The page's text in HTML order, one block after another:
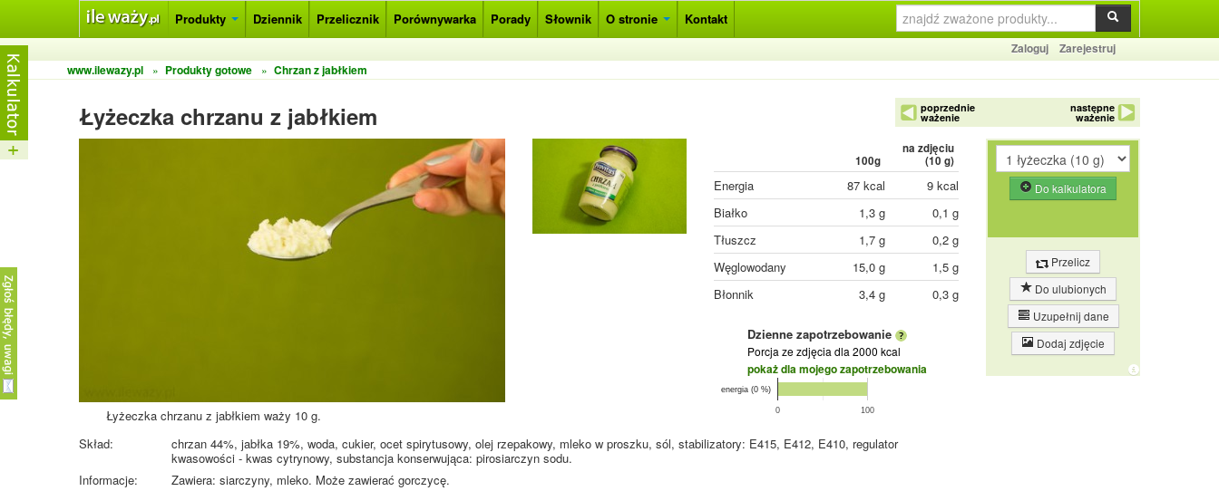
Produkty Dziennik Przelicznik Porównywarka Porady Słownik O stronie Kontakt
Zaloguj
Zarejestruj
www.ilewazy.pl
» Produkty gotowe » Chrzan z jabłkiem
Łyżeczka chrzanu z jabłkiem poprzednie
ważenie
następne
ważenie
Łyżeczka chrzanu z jabłkiem waży 10 g.
100g
na zdjęciu
(10 g)
Energia 87 kcal
9 kcal
Białko
1,3 g
0,1 g
Tłuszcz
1,7 g
0,2 g
Węglowodany
15,0 g
1,5 g
Błonnik
3,4 g 0,3 g
Dzienne zapotrzebowanie
Porcja ze zdjęcia dla 2000 kcal
pokaż dla mojego zapotrzebowania
0 100
energia (0 %)
Do kalkulatora
Przelicz
Do ulubionych
Uzupełnij dane
Dodaj zdjęcie
Skład:
chrzan 44%, jabłka 19%, woda, cukier, ocet spirytusowy, olej rzepakowy, mleko w proszku, sól, stabilizatory: E415, E412, E410, regulator
kwasowości - kwas cytrynowy, substancja konserwująca: pirosiarczyn sodu.
Informacje:
Zawiera: siarczyny, mleko. Może zawierać gorczycę.